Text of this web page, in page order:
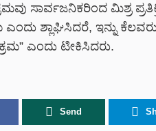
ಸಾರ್ವಜನಿಕರಿಂದ ಮಿಶ್ರ
ಶ್ಲಾಘಿಸಿದರೆ, ಇನ್ನು
ಎಂದು ಟೀಕಿಸಿದರು.
Send